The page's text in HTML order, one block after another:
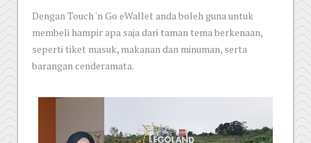
Dengan Touch 'n Go eWallet anda boleh guna untuk
membeli hampir apa saja dari taman tema berkenaan,
seperti tiket masuk, makanan dan minuman, serta
barangan cenderamata.